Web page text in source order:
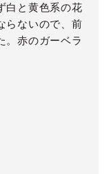
白と黄色系の花
らないので、前
。赤のガーベラ